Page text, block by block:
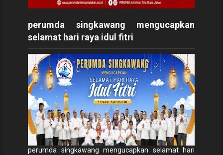
perumda singkawang mengucapkan
selamat hari raya idul fitri
perumda singkawang mengucapkan selamat hari